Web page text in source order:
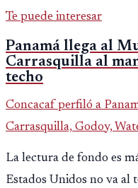
Te puede interesar
Panamá llega al
Carrasquilla al
techo
Concacaf perfiló a
Carrasquilla, Godoy,
centrales en un grupo
Croacia y Ghana.
La lectura de fondo es
Estados Unidos no va al